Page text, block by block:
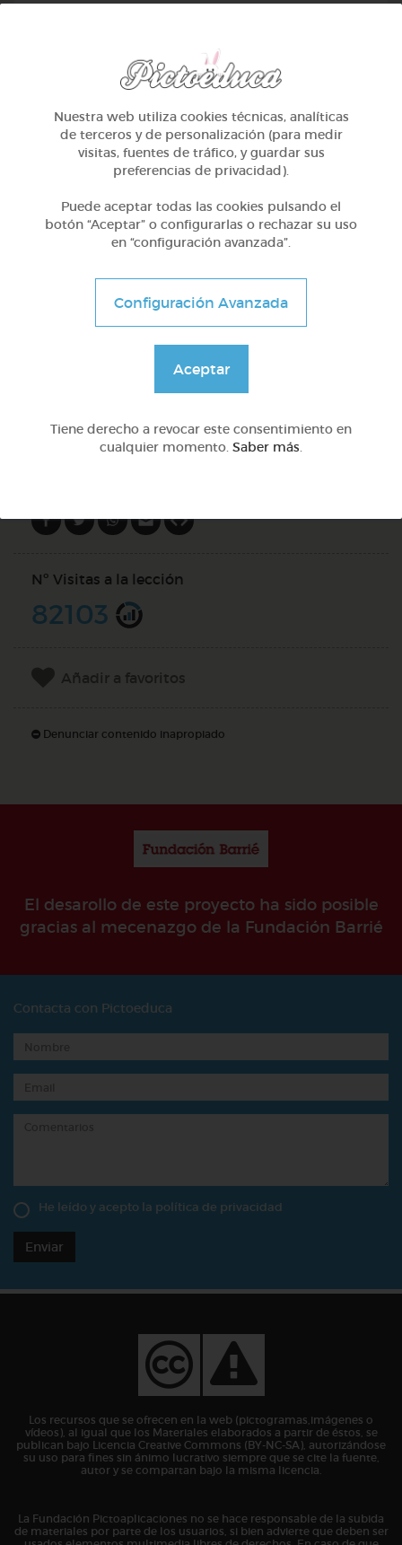
2º Primaria (7-8 años)
Las rocas
DOCS (2)
Nº Visitas a la lección
82103
Añadir a favoritos
Denunciar contenido inapropiado
El desarollo de este proyecto ha sido posible
gracias al mecenazgo de la Fundación Barrié
Contacta con Pictoeduca
He leído y acepto la política de privacidad
Enviar
Los recursos que se ofrecen en la web (pictogramas,imágenes o
vídeos), al igual que los Materiales elaborados a partir de éstos, se
publican bajo Licencia Creative Commons (BY-NC-SA), autorizándose
su uso para fines sin ánimo lucrativo siempre que se cite la fuente,
autor y se compartan bajo la misma licencia.
La Fundación Pictoaplicaciones no se hace responsable de la subida
de materiales por parte de los usuarios, si bien advierte que deben ser
Nuestra web utiliza cookies técnicas, analíticas
de terceros y de personalización (para medir
visitas, fuentes de tráfico, y guardar sus
preferencias de privacidad).
Puede aceptar todas las cookies pulsando el
botón “Aceptar” o configurarlas o rechazar su uso
en “configuración avanzada”.
Configuración Avanzada
Aceptar
Tiene derecho a revocar este consentimiento en
cualquier momento. Saber más.